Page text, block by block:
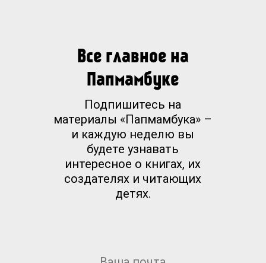
Все главное на
Папмамбуке
Подпишитесь на
материалы «Папмамбука» –
и каждую неделю вы
будете узнавать
интересное о книгах, их
создателях и читающих
детях.